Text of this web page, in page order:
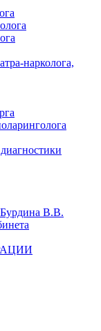
нарколога,
Бурдина В.В.